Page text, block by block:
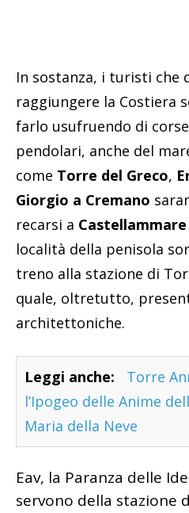
In sostanza, i turisti che
raggiungere la Costiera
farlo usufruendo di
pendolari, anche del
come Torre del Greco,
Giorgio a Cremano
recarsi a
località della penisola
treno alla stazione di
quale, oltretutto,
architettoniche.
Leggi anche:
Torre
l’Ipogeo delle Anime
Maria della Neve
Eav, la Paranza delle
servono della stazione